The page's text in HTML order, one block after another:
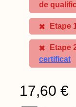
de
Etape
Etape
certificat
17,60 €